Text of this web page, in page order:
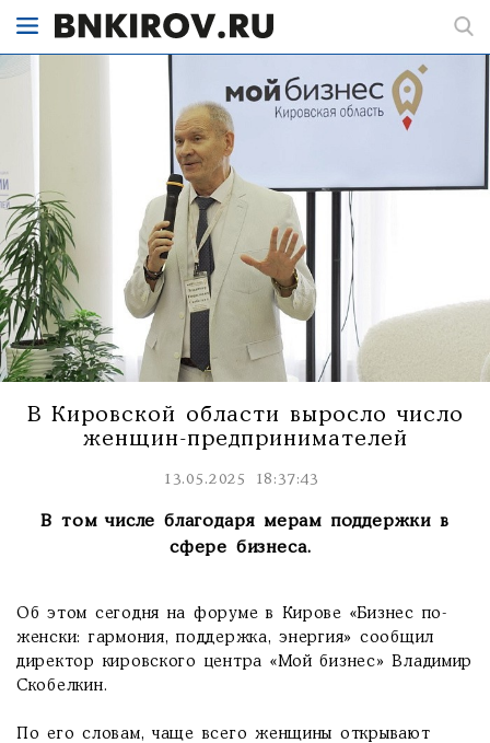
В Кировской области выросло число
женщин-предпринимателей
13.05.2025 18:37:43
В том числе благодаря мерам поддержки в
сфере бизнеса.
Об этом сегодня на форуме в Кирове «Бизнес по-
женски: гармония, поддержка, энергия» сообщил
директор кировского центра «Мой бизнес» Владимир
Скобелкин.
По его словам, чаще всего женщины открывают